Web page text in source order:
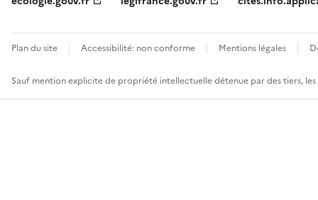
Plan du site Accessibilité: non conforme Mentions légales
Sauf mention explicite de propriété intellectuelle détenue par des tiers,